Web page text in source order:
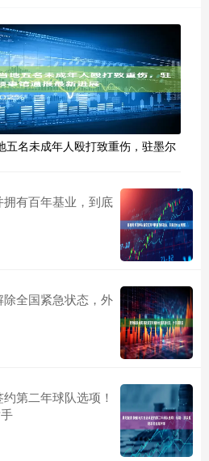
五名未成年人殴打致重伤，驻墨尔
有百年基业，到底
全国紧急状态，外
第二年球队选项！